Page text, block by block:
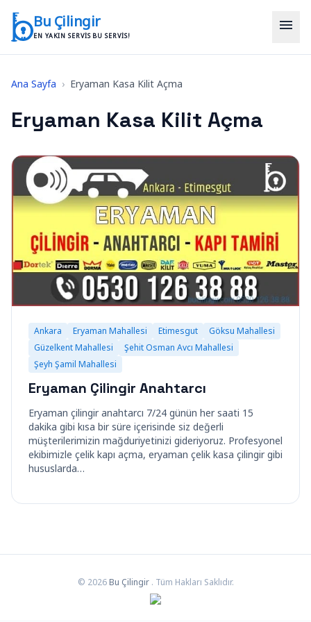
Bu Çilingir
EN YAKIN SERVIS BU SERVIS!
menu
Ana Sayfa › Eryaman Kasa Kilit Açma
Eryaman Kasa Kilit Açma
Ankara Eryaman Mahallesi Etimesgut
Göksu Mahallesi
Güzelkent Mahallesi
Şehit Osman Avcı Mahallesi
Şeyh Şamil Mahallesi
Eryaman Çilingir Anahtarcı
Eryaman çilingir anahtarcı 7/24 günün her saati 15
dakika gibi kısa bir süre içerisinde siz değerli
müşterilerimizin mağduriyetinizi gideriyoruz. Profesyonel
ekibimizle çelik kapı açma, eryaman çelik kasa çilingir gibi
hususlarda…
© 2026 Bu Çilingir . Tüm Hakları Saklıdır.